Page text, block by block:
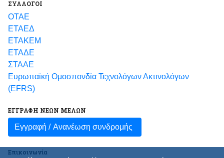
ΣΥΛΛΟΓΟΙ
ΟΤΑΕ
ΕΤΑΕΔ
ΕΤΑΚΕΜ
ΕΤΑΔΕ
ΣΤΑΑΕ
Ευρωπαϊκή Ομοσπονδία Τεχνολόγων Ακτινολόγων
(EFRS)
ΕΓΓΡΑΦΗ ΝΕΩΝ ΜΕΛΩΝ
Εγγραφή / Ανανέωση συνδρομής
Επικοινωνία